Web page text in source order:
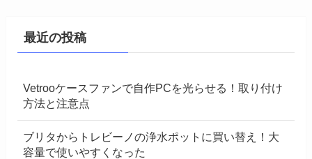
最近の投稿
Vetrooケースファンで自作PCを光らせる！取り付け
方法と注意点
ブリタからトレビーノの浄水ポットに買い替え！大
容量で使いやすくなった